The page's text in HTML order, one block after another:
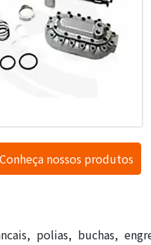
Conheça nossos produtos
polias, buchas,